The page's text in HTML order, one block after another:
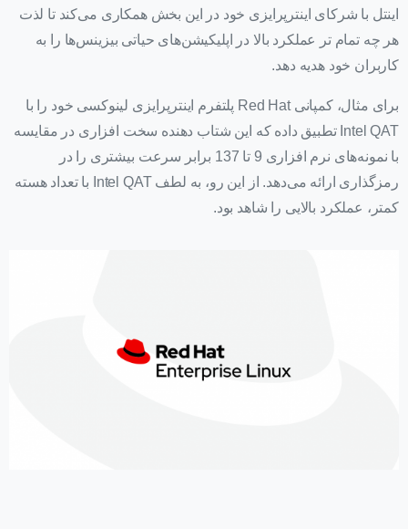
اینتل با شرکای اینترپرایزی خود در این بخش همکاری می‌کند تا لذت
هر چه تمام تر عملکرد بالا در اپلیکیشن‌های حیاتی بیزینس‌ها را به
کاربران خود هدیه دهد.
برای مثال، کمپانی Red Hat پلتفرم اینترپرایزی لینوکسی خود را با
Intel QAT تطبیق داده که این شتاب دهنده سخت افزاری در مقایسه
با نمونه‌های نرم افزاری 9 تا 137 برابر سرعت بیشتری را در
رمزگذاری ارائه می‌دهد. از این رو، به لطف Intel QAT با تعداد هسته
کمتر، عملکرد بالایی را شاهد بود.